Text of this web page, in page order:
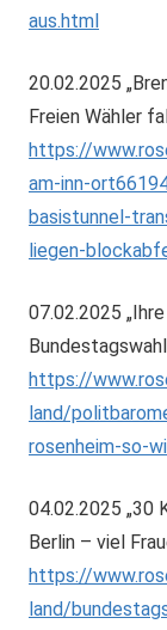
aus.html
20.02.2025
Freien Wähler
https://
am-inn-
basistunnel-
liegen-
07.02.2025
https://
land/
rosenheim-so-
04.02.2025 „30
Berlin – viel
https://
land/